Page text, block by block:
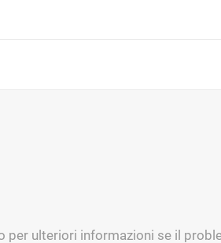
ulteriori informazioni se il